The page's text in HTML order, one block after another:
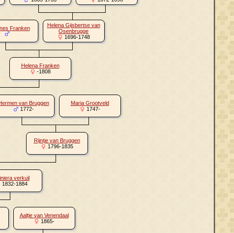
Franken
Helena Gijsbertse van
Osenbrugge
1696-1748
Helena Franken
-1808
van Bruggen
1772-
Maria Grootveld
1747-
Rijntje van Bruggen
1796-1835
verkuil
1832-1884
Aaltje van Venendaal
1865-